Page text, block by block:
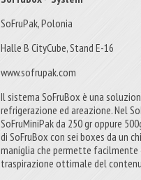
SoFruPak, Polonia
Halle B CityCube, Stand E-16
www.sofrupak.com
Il sistema SoFruBox è una
refrigerazione ed areazione. Nel
SoFruMiniPak da 250 gr oppure
di SoFruBox con sei boxes da un
maniglia che permette facilmente
traspirazione ottimale del